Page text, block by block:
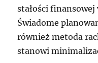
stałości finansowej
Świadome
również metoda
stanowi